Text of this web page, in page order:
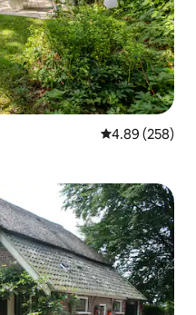
レビュー258
4.89 (258)